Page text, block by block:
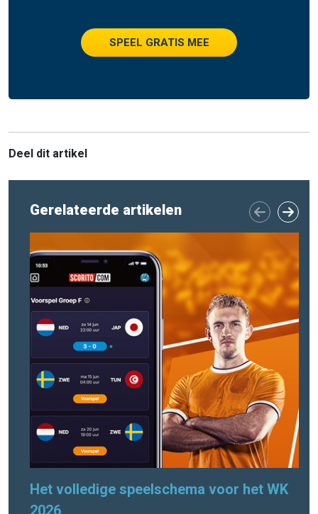
SPEEL GRATIS MEE
Deel dit artikel
Gerelateerde artikelen
Het volledige speelschema voor het WK
2026